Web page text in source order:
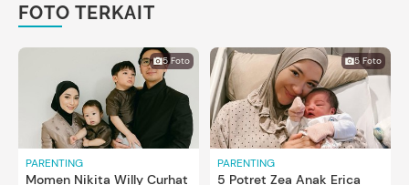
FOTO TERKAIT
5 Foto
PARENTING
Momen Nikita Willy Curhat
5 Foto
PARENTING
5 Potret Zea Anak Erica